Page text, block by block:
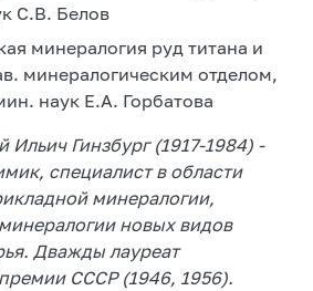
С.В. Белов
минералогия руд титана и
минералогическим отделом,
наук Е.А. Горбатова
Ильич Гинзбург (1917-1984) -
специалист в области
минералогии,
новых видов
Дважды лауреат
СССР (1946, 1956).